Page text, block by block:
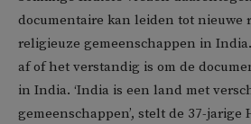
documentaire kan leiden tot nieuwe
religieuze gemeenschappen in
af of het verstandig is om de
in India. ‘India is een land met
gemeenschappen’, stelt de 37-